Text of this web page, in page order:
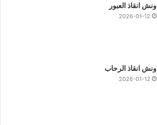
ونش انقاذ العبور
2026-01-12
ونش انقاذ الرحاب
2026-01-12